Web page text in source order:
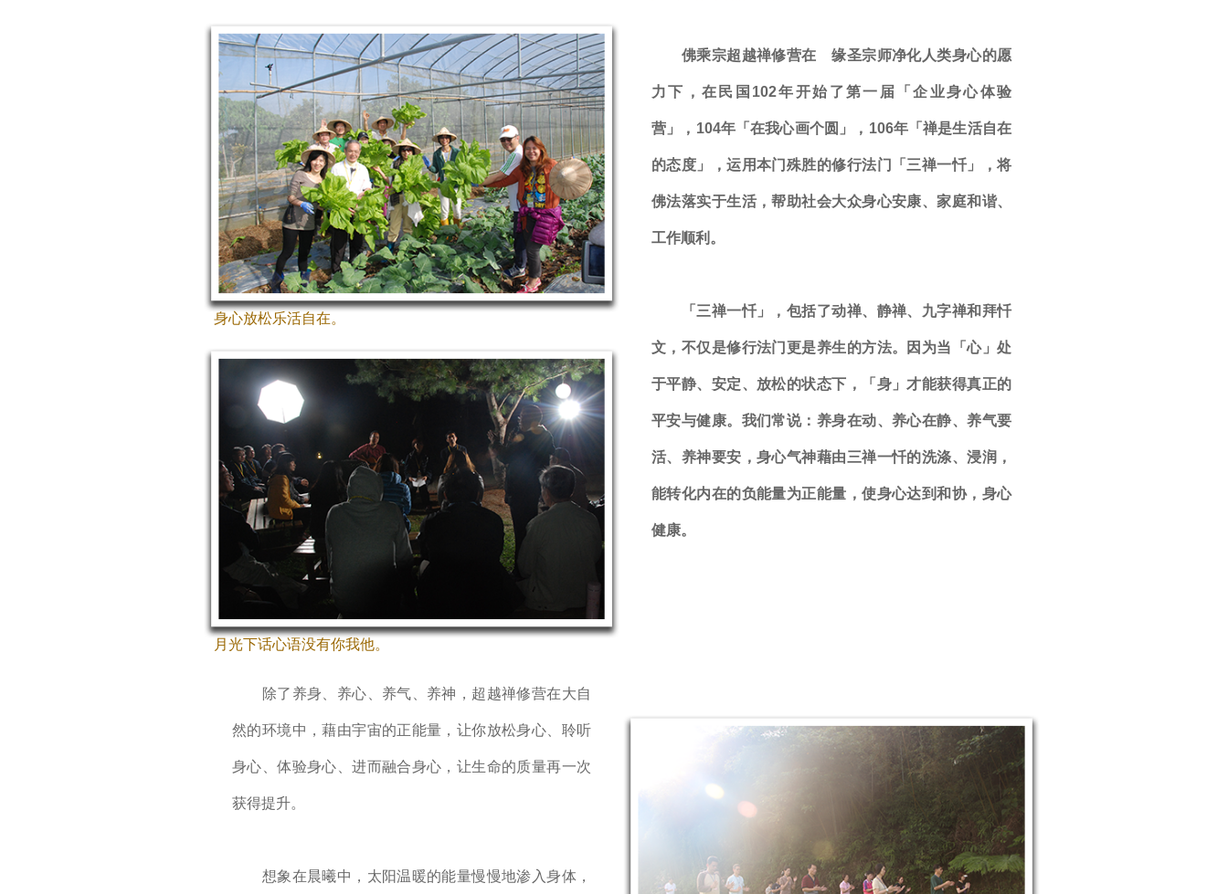
身心放松乐活自在。
月光下话心语没有你我他。
佛乘宗超越禅修营在 缘圣宗师净化人类身心的愿
力下，在民国102年开始了第一届「企业身心体验
营」，104年「在我心画个圆」，106年「禅是生活自在
的态度」，运用本门殊胜的修行法门「三禅一忏」，将
佛法落实于生活，帮助社会大众身心安康、家庭和谐、
工作顺利。
「三禅一忏」，包括了动禅、静禅、九字禅和拜忏
文，不仅是修行法门更是养生的方法。因为当「心」处
于平静、安定、放松的状态下，「身」才能获得真正的
平安与健康。我们常说：养身在动、养心在静、养气要
活、养神要安，身心气神藉由三禅一忏的洗涤、浸润，
能转化内在的负能量为正能量，使身心达到和协，身心
健康。
除了养身、养心、养气、养神，超越禅修营在大自
然的环境中，藉由宇宙的正能量，让你放松身心、聆听
身心、体验身心、进而融合身心，让生命的质量再一次
获得提升。
想象在晨曦中，太阳温暖的能量慢慢地渗入身体，